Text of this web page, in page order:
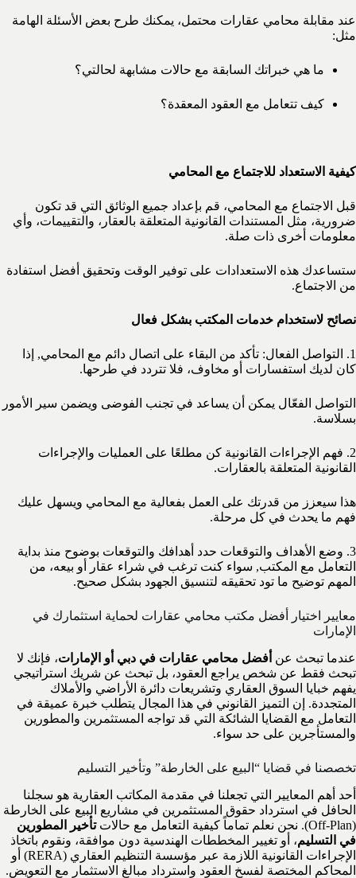
عند مقابلة محامي عقارات محتمل، يمكنك طرح بعض الأسئلة الهامة
مثل:
ما هي خبراتك السابقة مع حالات مشابهة لحالتي؟
كيف تتعامل مع العقود المعقدة؟
كيفية الاستعداد للاجتماع مع المحامي
قبل الاجتماع مع المحامي، قم بإعداد جميع الوثائق التي قد تكون
ضرورية، مثل المستندات القانونية المتعلقة بالعقار، والتقييمات، وأي
معلومات أخرى ذات صلة.
ستساعدك هذه الاستعدادات على توفير الوقت وتحقيق أفضل استفادة
من الاجتماع.
نصائح لاستخدام خدمات المكتب بشكل فعال
1. التواصل الفعال: تأكد من البقاء على اتصال دائم مع المحامي, إذا
كان لديك استفسارات أو مخاوف، فلا تتردد في طرحها.
التواصل الفعّال يمكن أن يساعد في تجنب الفوضى ويضمن سير الأمور
بسلاسة.
2. فهم الإجراءات القانونية كن مطلعًا على العمليات والإجراءات
القانونية المتعلقة بالعقارات.
هذا سيعزز من قدرتك على العمل بفعالية مع المحامي ويسهل عليك
فهم ما يحدث في كل مرحلة.
3. وضع الأهداف والتوقعات حدد أهدافك والتوقعات بوضوح منذ بداية
التعامل مع المكتب, سواء كنت ترغب في شراء عقار أو بيعه، من
المهم توضيح ما تود تحقيقه لتنسيق الجهود بشكل صحيح.
معايير اختيار أفضل مكتب محامي عقارات لحماية استثمارك في
الإمارات
عندما تبحث عن أفضل محامي عقارات في دبي أو الإمارات، فإنك لا
تبحث فقط عن شخص يراجع العقود، بل تبحث عن شريك استراتيجي
يفهم خبايا السوق العقاري وتشريعات دائرة الأراضي والأملاك
المتجددة. إن التميز القانوني في هذا المجال يتطلب خبرة عميقة في
التعامل مع القضايا الشائكة التي قد تواجه المستثمرين والمطورين
والمستأجرين على حد سواء.
تخصصنا في قضايا “البيع على الخارطة” وتأخير التسليم
أحد أهم المعايير التي تجعلنا في مقدمة المكاتب العقارية هو سجلنا
الحافل في استرداد حقوق المستثمرين في مشاريع البيع على الخارطة
(Off-Plan). نحن نعلم تماماً كيفية التعامل مع حالات
تأخير المطورين
في التسليم، أو تغيير المخططات الهندسية دون موافقة، ونقوم باتخاذ
الإجراءات القانونية اللازمة عبر مؤسسة التنظيم العقاري (RERA) أو
المحاكم المختصة لفسخ العقود واسترداد مبالغ الاستثمار مع التعويض.